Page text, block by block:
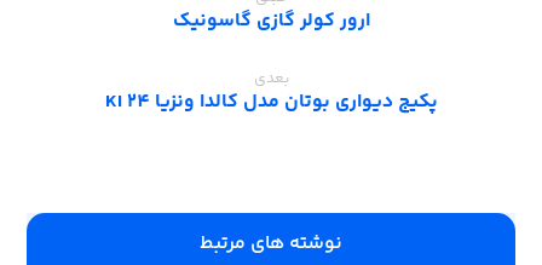
ارور کولر گازی گاسونیک
بعدی
پکیج دیواری بوتان مدل کالدا ونزیا 24 KI
‫نوشته های مرتبط